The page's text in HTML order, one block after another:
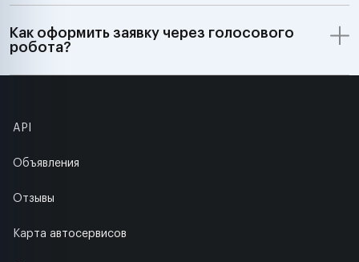
Как оформить заявку через голосового
робота?
API
Объявления
Отзывы
Карта автосервисов